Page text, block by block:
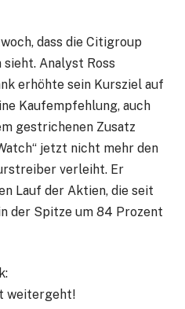
dass die Citigroup
Analyst Ross
erhöhte sein Kursziel auf
Kaufempfehlung, auch
gestrichenen Zusatz
jetzt nicht mehr den
verleiht. Er
Lauf der Aktien, die seit
der Spitze um 84 Prozent
weitergeht!